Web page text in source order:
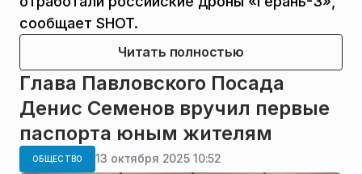
сообщает SHOT.
Читать полностью
Глава Павловского Посада
Денис Семенов вручил первые
паспорта юным жителям
ОБЩЕСТВО 13 октября 2025 10:52